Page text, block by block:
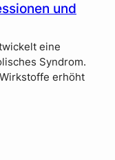
und
eine
Syndrom.
erhöht